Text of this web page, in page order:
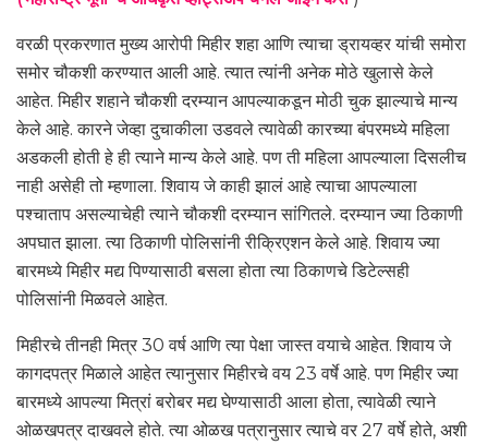
वरळी प्रकरणात मुख्य आरोपी मिहीर शहा आणि त्याचा ड्रायव्हर यांची समोरा
समोर चौकशी करण्यात आली आहे. त्यात त्यांनी अनेक मोठे खुलासे केले
आहेत. मिहीर शहाने चौकशी दरम्यान आपल्याकडून मोठी चुक झाल्याचे मान्य
केले आहे. कारने जेव्हा दुचाकीला उडवले त्यावेळी कारच्या बंपरमध्ये महिला
अडकली होती हे ही त्याने मान्य केले आहे. पण ती महिला आपल्याला दिसलीच
नाही असेही तो म्हणाला. शिवाय जे काही झालं आहे त्याचा आपल्याला
पश्चाताप असल्याचेही त्याने चौकशी दरम्यान सांगितले. दरम्यान ज्या ठिकाणी
अपघात झाला. त्या ठिकाणी पोलिसांनी रीक्रिएशन केले आहे. शिवाय ज्या
बारमध्ये मिहीर मद्य पिण्यासाठी बसला होता त्या ठिकाणचे डिटेल्सही
पोलिसांनी मिळवले आहेत.
मिहीरचे तीनही मित्र 30 वर्ष आणि त्या पेक्षा जास्त वयाचे आहेत. शिवाय जे
कागदपत्र मिळाले आहेत त्यानुसार मिहीरचे वय 23 वर्षे आहे. पण मिहीर ज्या
बारमध्ये आपल्या मित्रां बरोबर मद्य घेण्यासाठी आला होता, त्यावेळी त्याने
ओळखपत्र दाखवले होते. त्या ओळख पत्रानुसार त्याचे वर 27 वर्षे होते, अशी